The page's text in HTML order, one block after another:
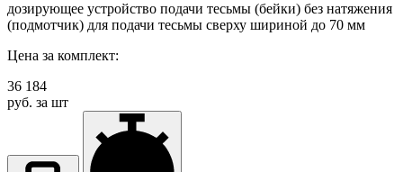
дозирующее устройство подачи тесьмы (бейки) без натяжения
(подмотчик) для подачи тесьмы сверху шириной до 70 мм
Цена за комплект:
36 184
руб. за шт